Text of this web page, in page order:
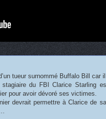
tueur surnommé Buffalo Bill car
du FBI Clarice Starling
pour avoir dévoré ses victimes.
devrait permettre à Clarice de